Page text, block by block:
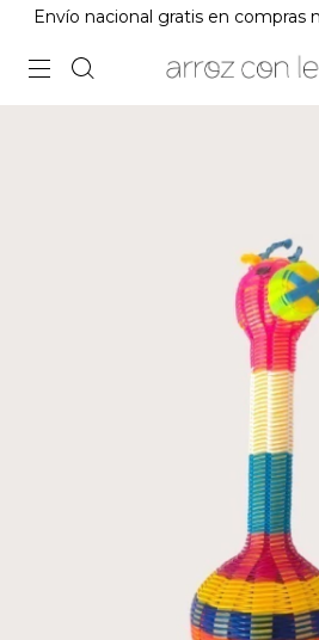
Envío nacional gratis en compras